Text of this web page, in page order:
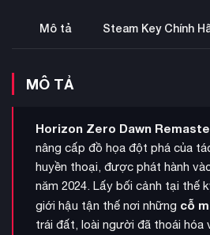
Mô tả Steam Key Chính
MÔ TẢ
Horizon Zero Dawn
nâng cấp đồ họa đột phá của
huyền thoại, được phát hành
năm 2024. Lấy bối cảnh tại thế
giới hậu tận thế nơi những cỗ
trái đất, loài người đã thoái hóa